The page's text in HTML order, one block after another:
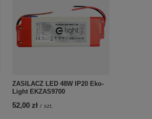
ZASILACZ LED 48W IP20 Eko-
Light EKZAS9700
52,00 zł / szt.